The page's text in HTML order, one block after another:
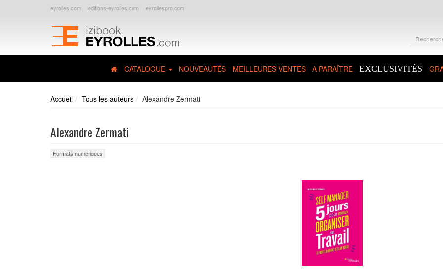
eyrolles.com editions-eyrolles.com eyrollespro.com
CATALOGUE NOUVEAUTÉS MEILLEURES VENTES A PARAÎTRE EXCLUSIVITÉS
Accueil Tous les auteurs Alexandre Zermati
Alexandre Zermati
Formats numériques